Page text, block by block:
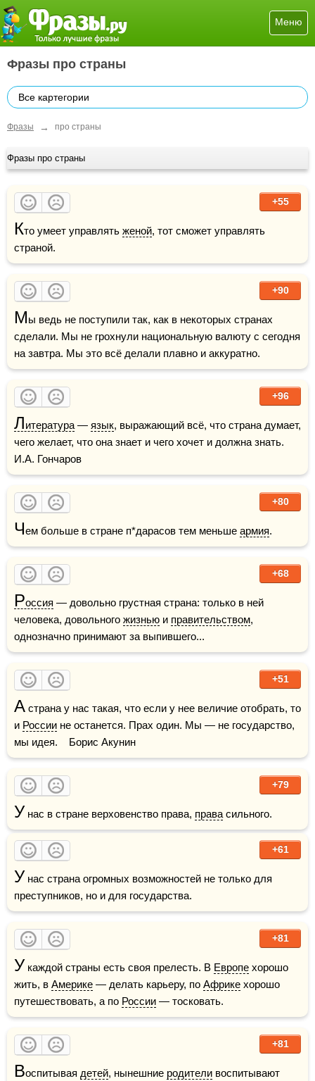
Меню
Фразы про страны
Все картегории
Фразы → про страны
Фразы про страны
+55
Кто умеет управлять женой, тот сможет управлять
страной.
+90
Мы ведь не поступили так, как в некоторых странах
сделали. Мы не грохнули национальную валюту с сегодня
на завтра. Мы это всё делали плавно и аккуратно.
+96
Литература — язык, выражающий всё, что страна думает,
чего желает, что она знает и чего хочет и должна знать.
И.А. Гончаров
+80
Чем больше в стране п*дарасов тем меньше армия.
+68
Россия — довольно грустная страна: только в ней
человека, довольного жизнью и правительством,
однозначно принимают за выпившего...
+51
А страна у нас такая, что если у нее величие отобрать, то
и России не останется. Прах один. Мы — не государство,
мы идея.    Борис Акунин
+79
У нас в стране верховенство права, права сильного.
+61
У нас страна огромных возможностей не только для
преступников, но и для государства.
+81
У каждой страны есть своя прелесть. В Европе хорошо
жить, в Америке — делать карьеру, по Африке хорошо
путешествовать, а по России — тосковать.
+81
Воспитывая детей, нынешние родители воспитывают